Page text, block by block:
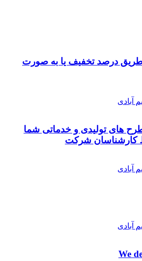
طریق درصد تخفیف یا به صورت
آبادی
های تولیدی و خدماتی شما
کارشناسان شرکت
آبادی
آبادی
We